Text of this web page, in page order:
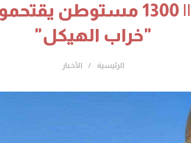
بالفيديو والصور || 1300
"خراب الهيكل"
الرئيسية الأخـبار